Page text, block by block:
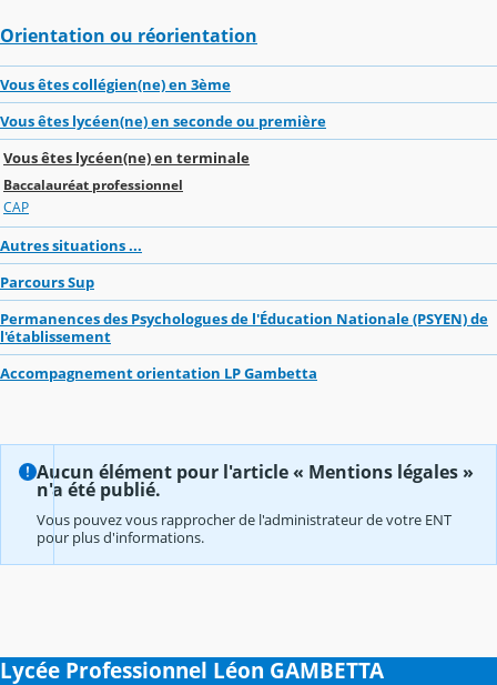
Orientation ou réorientation
Vous êtes collégien(ne) en 3ème
Vous êtes lycéen(ne) en seconde ou première
Vous êtes lycéen(ne) en terminale
Baccalauréat professionnel
CAP
Autres situations ...
Parcours Sup
Permanences des Psychologues de l'Éducation Nationale (PSYEN) de
l'établissement
Accompagnement orientation LP Gambetta
Aucun élément pour l'article « Mentions légales »
n'a été publié.
Vous pouvez vous rapprocher de l'administrateur de votre ENT
pour plus d'informations.
Lycée Professionnel Léon GAMBETTA